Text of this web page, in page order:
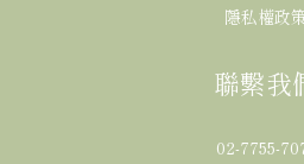
隱私權政
聯繫我
02-7755-